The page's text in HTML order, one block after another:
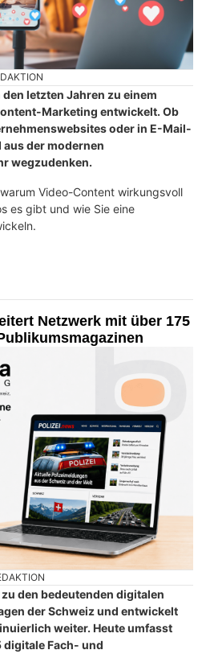
letzten Jahren zu einem
Marketing entwickelt. Ob
oder in E-Mail-
aus der modernen
wegzudenken.
Video-Content wirkungsvoll
es gibt und wie Sie eine
Netzwerk mit über 175
den bedeutenden digitalen
der Schweiz und entwickelt
weiter. Heute umfasst
digitale Fach- und